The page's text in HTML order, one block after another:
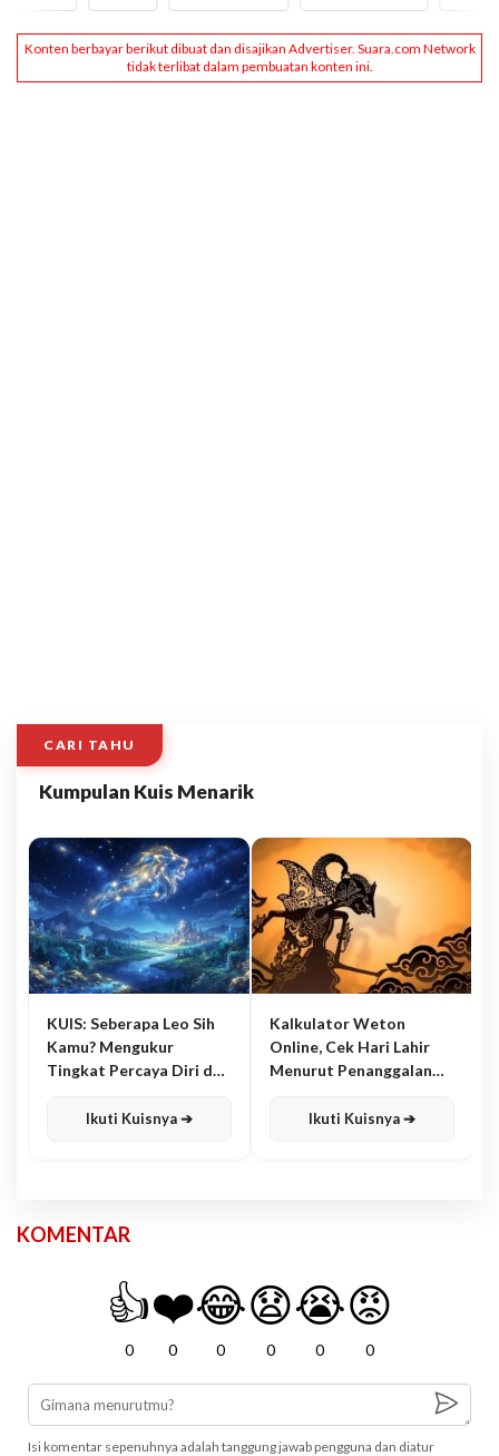
CARI TAHU
Kumpulan Kuis Menarik
KUIS: Seberapa Leo Sih
Kamu? Mengukur
Tingkat Percaya Diri dan
Ikuti Kuisnya ➔
Kalkulator Weton
Online, Cek Hari Lahir
Menurut Penanggalan
Ikuti Kuisnya ➔
KOMENTAR
👍
0
❤️
0
😂
0
😧
0
😭
0
😡
0
Isi komentar sepenuhnya adalah tanggung jawab pengguna dan diatur